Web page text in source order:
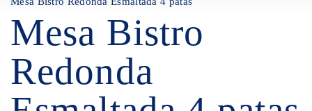
Mesa Bistro
Redonda